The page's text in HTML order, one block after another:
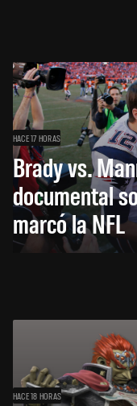
HACE 17 HORAS
Brady vs.
documental
marcó la NFL
HACE 18 HORAS